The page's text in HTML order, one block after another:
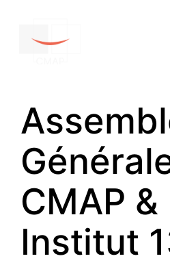
CMAP &
Institut